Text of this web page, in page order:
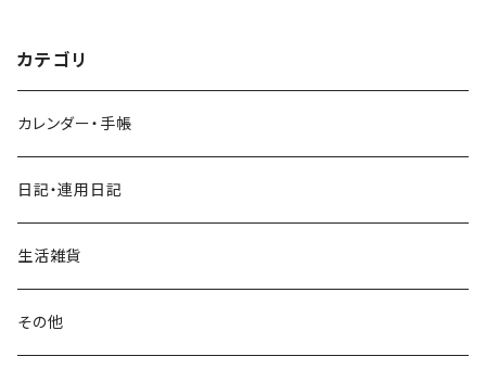
カテゴリ
カレンダー・手帳
日記・連用日記
生活雑貨
その他